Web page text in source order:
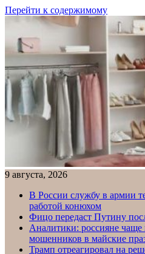
Перейти к содержимому
9 августа, 2026
В России службу в армии
работой конюхом
Фицо передаст Путину
Аналитики: россияне чаще
мошенников в майские
Трамп отреагировал на